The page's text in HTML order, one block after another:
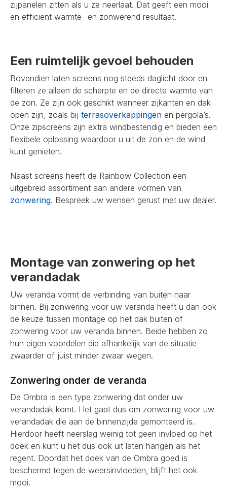
zijpanelen zitten als u ze neerlaat. Dat geeft een mooi
en efficiënt warmte- en zonwerend resultaat.
Een ruimtelijk gevoel behouden
Bovendien laten screens nog steeds daglicht door en
filteren ze alleen de scherpte en de directe warmte van
de zon. Ze zijn ook geschikt wanneer zijkanten en dak
open zijn, zoals bij terrasoverkappingen en pergola’s.
Onze zipscreens zijn extra windbestendig en bieden een
flexibele oplossing waardoor u uit de zon en de wind
kunt genieten.
Naast screens heeft de Rainbow Collection een
uitgebreid assortiment aan andere vormen van
zonwering. Bespreek uw wensen gerust met uw dealer.
Montage van zonwering op het
verandadak
Uw veranda vormt de verbinding van buiten naar
binnen. Bij zonwering voor uw veranda heeft u dan ook
de keuze tussen montage op het dak buiten of
zonwering voor uw veranda binnen. Beide hebben zo
hun eigen voordelen die afhankelijk van de situatie
zwaarder of juist minder zwaar wegen.
Zonwering onder de veranda
De Ombra is een type zonwering dat onder uw
verandadak komt. Het gaat dus om zonwering voor uw
verandadak die aan de binnenzijde gemonteerd is.
Hierdoor heeft neerslag weinig tot geen invloed op het
doek en kunt u het dus ook uit laten hangen als het
regent. Doordat het doek van de Ombra goed is
beschermd tegen de weersinvloeden, blijft het ook
mooi.